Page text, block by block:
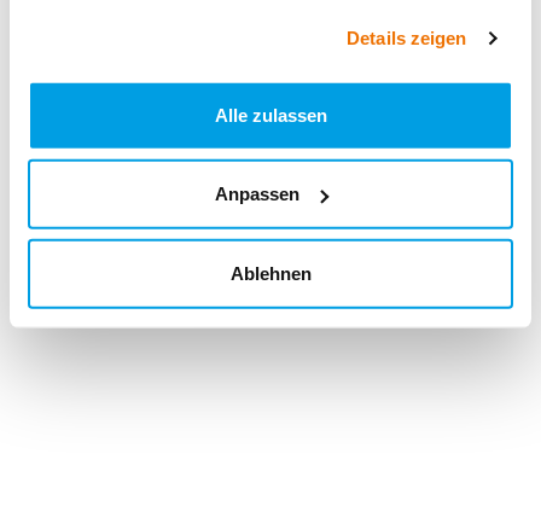
Details zeigen
Alle zulassen
Anpassen
Ablehnen